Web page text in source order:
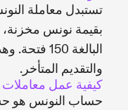
تستبدل معاملة
بقيمة نونس مخزنة،
البالغة
والتقديم المتأخر.
كيفية عمل معاملات
حساب النونس هو